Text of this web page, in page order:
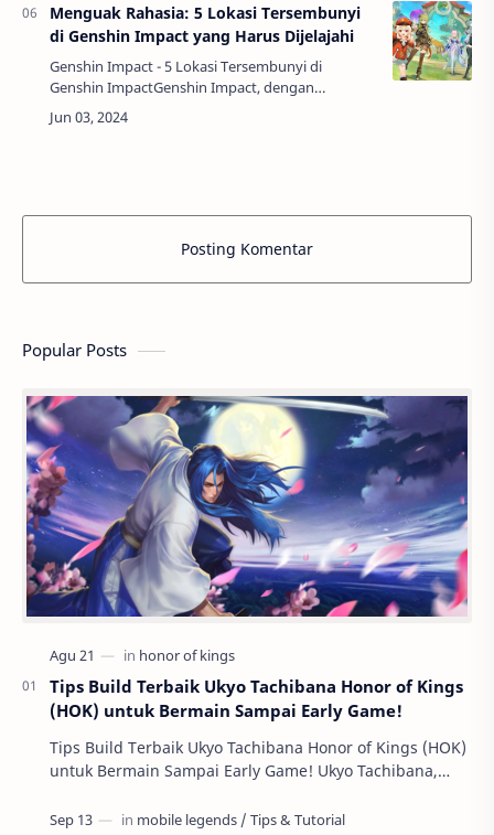
Menguak Rahasia: 5 Lokasi Tersembunyi
di Genshin Impact yang Harus Dijelajahi
Genshin Impact - 5 Lokasi Tersembunyi di
Genshin ImpactGenshin Impact, dengan
dunianya yang luas dan penuh keajaiban,
menawarkan banyak lokasi tersembunyi yang
Posting Komentar
Popular Posts
Tips Build Terbaik Ukyo Tachibana Honor of Kings
(HOK) untuk Bermain Sampai Early Game!
Tips Build Terbaik Ukyo Tachibana Honor of Kings (HOK)
untuk Bermain Sampai Early Game! Ukyo Tachibana,